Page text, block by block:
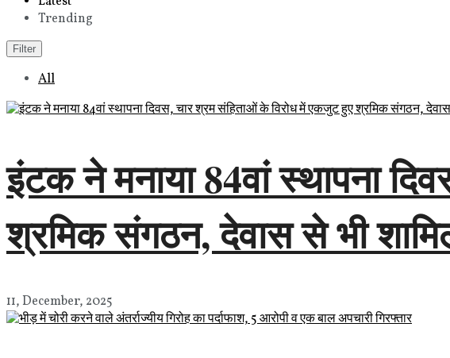
Trending
Filter
All
इंटक ने मनाया 84वां स्थापना
श्रमिक संगठन, देवास से भी
11, December, 2025